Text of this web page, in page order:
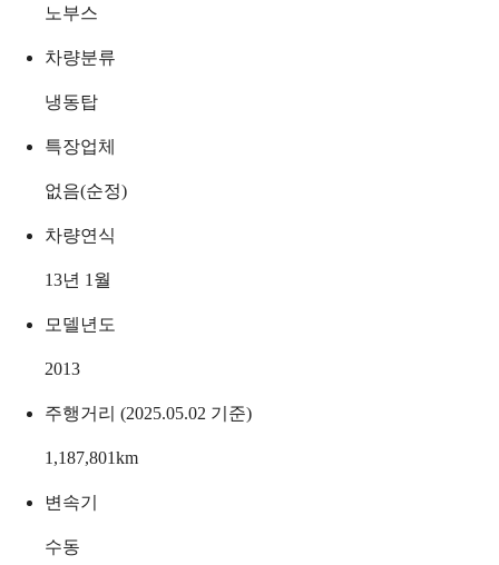
노부스
차량분류
냉동탑
특장업체
없음(순정)
차량연식
13년 1월
모델년도
2013
주행거리 (2025.05.02 기준)
1,187,801km
변속기
수동